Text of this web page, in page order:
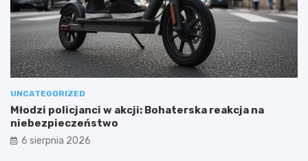
UNCATEGORIZED
Młodzi policjanci w akcji: Bohaterska reakcja na
niebezpieczeństwo
6 sierpnia 2026